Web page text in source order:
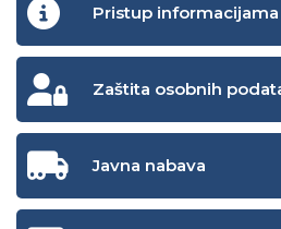
Pristup informacijama
Zaštita osobnih
Javna nabava